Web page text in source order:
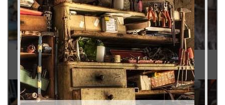
Antiquaire 79